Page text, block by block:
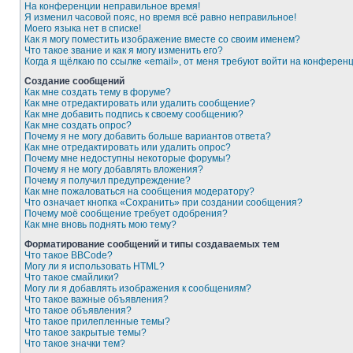
На конференции неправильное время!
Я изменил часовой пояс, но время всё равно неправильное!
Моего языка нет в списке!
Как я могу поместить изображение вместе со своим именем?
Что такое звание и как я могу изменить его?
Когда я щёлкаю по ссылке «email», от меня требуют войти на
Создание сообщений
Как мне создать тему в форуме?
Как мне отредактировать или удалить сообщение?
Как мне добавить подпись к своему сообщению?
Как мне создать опрос?
Почему я не могу добавить больше вариантов ответа?
Как мне отредактировать или удалить опрос?
Почему мне недоступны некоторые форумы?
Почему я не могу добавлять вложения?
Почему я получил предупреждение?
Как мне пожаловаться на сообщения модератору?
Что означает кнопка «Сохранить» при создании сообщения?
Почему моё сообщение требует одобрения?
Как мне вновь поднять мою тему?
Форматирование сообщений и типы создаваемых тем
Что такое BBCode?
Могу ли я использовать HTML?
Что такое смайлики?
Могу ли я добавлять изображения к сообщениям?
Что такое важные объявления?
Что такое объявления?
Что такое прилепленные темы?
Что такое закрытые темы?
Что такое значки тем?